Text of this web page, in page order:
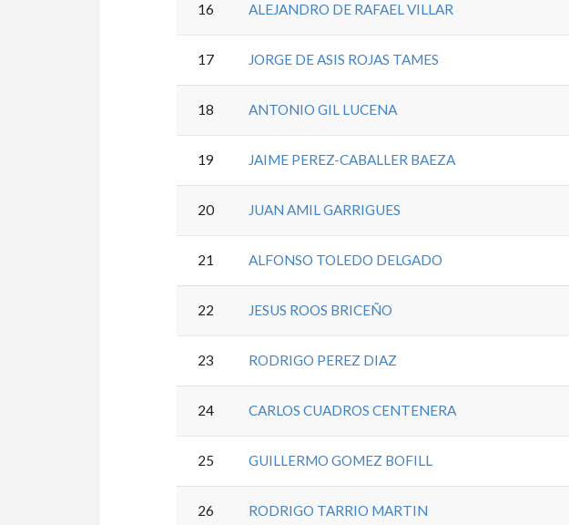
16 ALEJANDRO DE RAFAEL VILLAR
17 JORGE DE ASIS ROJAS TAMES
18 ANTONIO GIL LUCENA
19 JAIME PEREZ-CABALLER BAEZA
20 JUAN AMIL GARRIGUES
21 ALFONSO TOLEDO DELGADO
22 JESUS ROOS BRICEÑO
23 RODRIGO PEREZ DIAZ
24 CARLOS CUADROS CENTENERA
25 GUILLERMO GOMEZ BOFILL
26 RODRIGO TARRIO MARTIN